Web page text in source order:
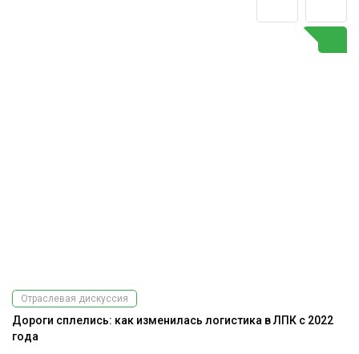
Отраслевая дискуссия
Дороги сплелись: как изменилась логистика в ЛПК с 2022
года